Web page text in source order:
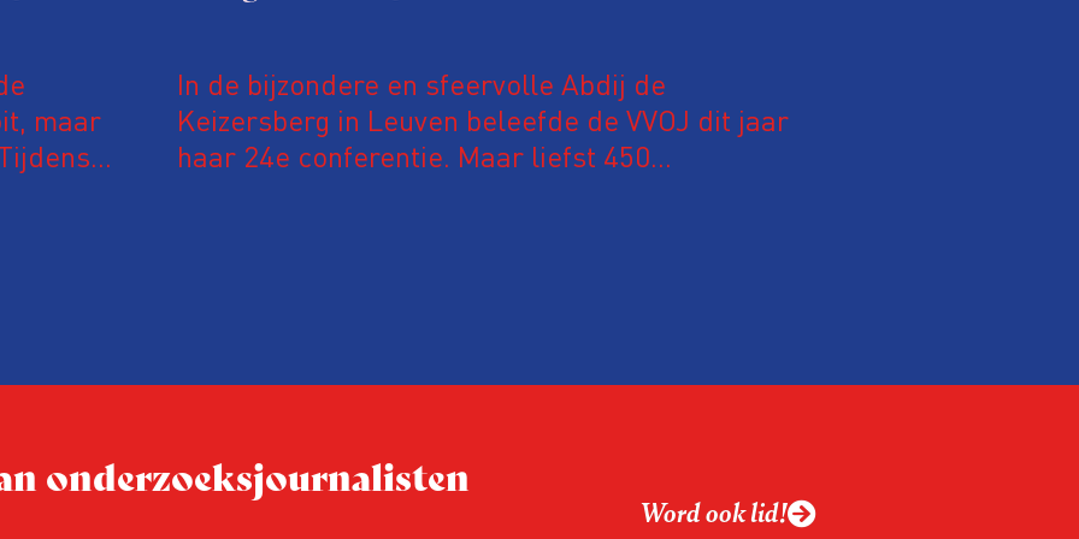
maar
In de bijzondere en sfeervolle Abdij de
Keizersberg in Leuven beleefde de VVOJ dit jaar
haar 24e conferentie. Maar liefst 450
onderzoeksjournalisten
Word ook lid!